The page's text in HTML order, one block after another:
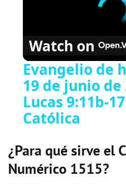
Watch on
Evangelio de
19 de junio de
Lucas 9:11b-
Católica
¿Para qué sirve el
Numérico 1515?